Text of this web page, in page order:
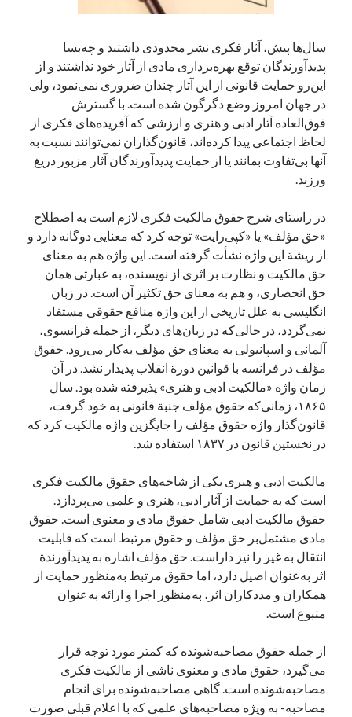
آخرین دیدگاه‌ها
George Veithدرمَه‌لقا مَلّاح، حافظ محیط زیست ایران
پیمانه صالحیدر
شهریور ۱۳۹۹)
سعیدی در
بزرگداشت یاد و نام استاد اسماعیل سعادت (مهر ۱۳۰۴- شهریور
۱۳۹۹)
جست‌وجو
سال‌ها پیش، آثار فکری نشر محدودی داشتند و چه‌بسا
پدیدآورندگان توقع بهره‌برداری مادی از آثار خود نداشتند و از
این‌رو حمایت قانونی از این آثار چندان ضروری نمی‌نمود، ولی
در جهان امروز وضع دگرگون شده است. با گسترش
فوق‌العاده آثار ادبی و هنری و ارزشی که آفریده‌های فکری از
لحاظ اجتماعی پیدا کرده‌اند، قانون‌گذاران نمی‌توانند نسبت به
آنها بی‌تفاوت بمانند یا از حمایت پدیدآورندگان آثار مزبور دریغ
ورزند.
در راستای شرح حقوق مالکیت فکری لازم است به اصطلاح
«حق مؤلف» یا «کپی‌رایت» توجه کرد که معنایی دوگانه دارد و
از ریشة این واژه نشأت گرفته است. این واژه هم به معنای
حق مالکیت و نظارت بر اثری از نویسنده، به عبارتی همان
حق انحصاری، و هم به معنای حق تکثیر آن است. در زبان
انگلیسی به علل تاریخی از این واژه منافع حقوقی مستفاد
نمی‌گردد، در حالی‌که در زبان‌های دیگر، از جمله فرانسوی،
آلمانی و اسپانیولی به معنای حق مؤلف به‌کار می‌رود. حقوق
مؤلف در فرانسه‌ با قوانین دورة انقلاب پدیدار نشد. در آن
زمان واژه «مالکیت ادبی و هنری» پذیرفته شده بود. سال
۱۸۶۵، زمانی‌که حقوق مؤلف جنبة قانونی به خود گرفت،
قانون‌گذار واژه حقوق مؤلف را جایگزین واژه مالکیت کرد که
در نخستین قانون در ۱۸۳۷ استفاده شد.
مالکیت ادبی و هنری یکی از شاخه‌های حقوق مالکیت فکری
است که به حمایت از آثار ادبی، هنری و علمی می‌پردازد.
حقوق مالکیت ادبی شامل حقوق مادی و معنوی است. حقوق
مادی مشتمل‌بر حق مؤلف و حقوق مرتبط است که قابلیت
انتقال به غیر را نیز داراست. حق مؤلف اشاره به پدیدآورندة
اثر به‌عنوان اصیل دارد، اما حقوق مرتبط به‌منظور حمایت از
همکاران و مددکاران اثر، به‌منظور اجرا و ارائه به‌عنوان
متبوع است.
از جمله حقوق مصاحبه‌شونده که کمتر مورد توجه قرار
می‌گیرد، حقوق مادی و معنوی ناشی از مالکیت فکری
مصاحبه‌شونده است. گاهی مصاحبه‌شونده برای انجام
مصاحبه- به ویژه مصاحبه‌های علمی که با اعلام قبلی صورت